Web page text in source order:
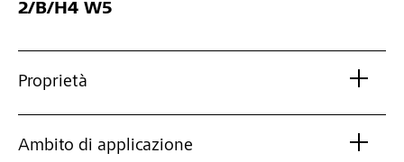
2/B/H4 W5
Proprietà
Ambito di applicazione